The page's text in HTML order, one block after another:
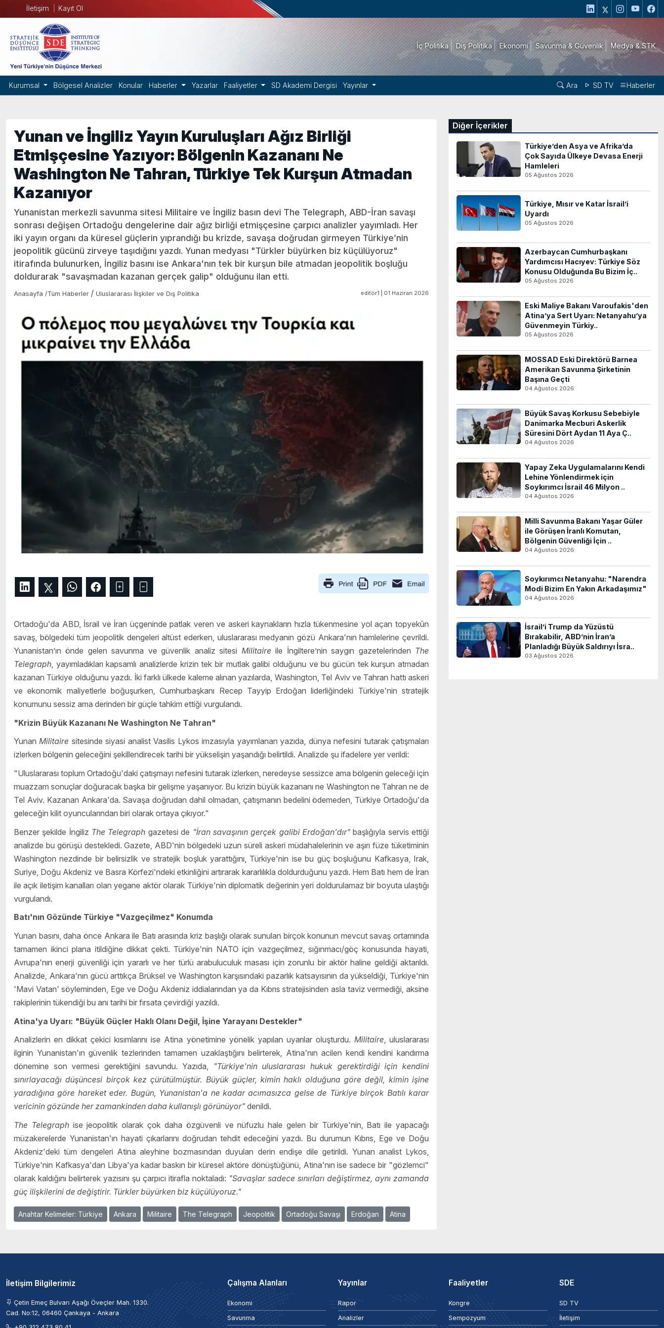
İletişim Kayıt Ol
İç Politika Dış Politika Ekonomi Savunma & Güvenlik Medya & STK
Kurumsal Bölgesel Analizler Konular Haberler Yazarlar Faaliyetler SD Akademi Dergisi Yayınlar Ara SD TV Haberler
Yunan ve İngiliz Yayın Kuruluşları Ağız Birliği
Etmişçesine Yazıyor: Bölgenin Kazananı Ne
Washington Ne Tahran, Türkiye Tek Kurşun Atmadan
Kazanıyor
Yunanistan merkezli savunma sitesi Militaire ve İngiliz basın devi The Telegraph, ABD-İran savaşı
sonrası değişen Ortadoğu dengelerine dair ağız birliği etmişçesine çarpıcı analizler yayımladı. Her
iki yayın organı da küresel güçlerin yıprandığı bu krizde, savaşa doğrudan girmeyen Türkiye’nin
jeopolitik gücünü zirveye taşıdığını yazdı. Yunan medyası "Türkler büyürken biz küçülüyoruz"
itirafında bulunurken, İngiliz basını ise Ankara'nın tek bir kurşun bile atmadan jeopolitik boşluğu
doldurarak "savaşmadan kazanan gerçek galip" olduğunu ilan etti.
Anasayfa /Tüm Haberler / Uluslararası İlişkiler ve Dış Politika editör1 | 01 Haziran 2026
Ortadoğu'da ABD, İsrail ve İran üçgeninde patlak veren ve askeri kaynakların hızla tükenmesine yol açan topyekûn
savaş, bölgedeki tüm jeopolitik dengeleri altüst ederken, uluslararası medyanın gözü Ankara'nın hamlelerine çevrildi.
Yunanistan’ın önde gelen savunma ve güvenlik analiz sitesi Militaireile İngiltere’nin saygın gazetelerinden The
Telegraph, yayımladıkları kapsamlı analizlerde krizin tek bir mutlak galibi olduğunu ve bu gücün tek kurşun atmadan
kazanan Türkiye olduğunu yazdı. İki farklı ülkede kaleme alınan yazılarda, Washington, Tel Aviv ve Tahran hattı askeri
ve ekonomik maliyetlerle boğuşurken, Cumhurbaşkanı Recep Tayyip Erdoğan liderliğindeki Türkiye'nin stratejik
konumunu sessiz ama derinden bir güçle tahkim ettiği vurgulandı.
"Krizin Büyük Kazananı Ne Washington Ne Tahran"
YunanMilitaire sitesinde siyasi analist Vasilis Lykos imzasıyla yayımlanan yazıda, dünya nefesini tutarak çatışmaları
izlerken bölgenin geleceğini şekillendirecek tarihi bir yükselişin yaşandığı belirtildi. Analizde şu ifadelere yer verildi:
"Uluslararası toplum Ortadoğu'daki çatışmayı nefesini tutarak izlerken, neredeyse sessizce ama bölgenin geleceği için
muazzam sonuçlar doğuracak başka bir gelişme yaşanıyor. Bu krizin büyük kazananı ne Washington ne Tahran ne de
Tel Aviv. Kazanan Ankara'da. Savaşa doğrudan dahil olmadan, çatışmanın bedelini ödemeden, Türkiye Ortadoğu'da
geleceğin kilit oyuncularından biri olarak ortaya çıkıyor."
Benzer şekilde İngiliz The Telegraph gazetesi de "İran savaşının gerçek galibi Erdoğan'dır"başlığıyla servis ettiği
analizde bu görüşü destekledi. Gazete, ABD'nin bölgedeki uzun süreli askeri müdahalelerinin ve aşırı füze tüketiminin
Washington nezdinde bir belirsizlik ve stratejik boşluk yarattığını, Türkiye'nin ise bu güç boşluğunu Kafkasya, Irak,
Suriye, Doğu Akdeniz ve Basra Körfezi'ndeki etkinliğini artırarak kararlılıkla doldurduğunu yazdı. Hem Batı hem de İran
ile açık iletişim kanalları olan yegane aktör olarak Türkiye'nin diplomatik değerinin yeri doldurulamaz bir boyuta ulaştığı
vurgulandı.
Batı'nın Gözünde Türkiye "Vazgeçilmez" Konumda
Yunan basını, daha önce Ankara ile Batı arasında kriz başlığı olarak sunulan birçok konunun mevcut savaş ortamında
tamamen ikinci plana itildiğine dikkat çekti. Türkiye'nin NATO için vazgeçilmez, sığınmacı/göç konusunda hayati,
Avrupa'nın enerji güvenliği için yararlı ve her türlü arabuluculuk masası için zorunlu bir aktör haline geldiği aktarıldı.
Analizde, Ankara'nın gücü arttıkça Brüksel ve Washington karşısındaki pazarlık katsayısının da yükseldiği, Türkiye'nin
'Mavi Vatan' söyleminden, Ege ve Doğu Akdeniz iddialarından ya da Kıbrıs stratejisinden asla taviz vermediği, aksine
rakiplerinin tükendiği bu anı tarihi bir fırsata çevirdiği yazıldı.
Atina'ya Uyarı: "Büyük Güçler Haklı Olanı Değil, İşine Yarayanı Destekler"
Analizlerin en dikkat çekici kısımlarını ise Atina yönetimine yönelik yapılan uyarılar oluşturdu. Militaire, uluslararası
ilginin Yunanistan'ın güvenlik tezlerinden tamamen uzaklaştığını belirterek, Atina'nın acilen kendi kendini kandırma
dönemine son vermesi gerektiğini savundu. Yazıda,
"Türkiye'nin uluslararası hukuk gerektirdiği için kendini
sınırlayacağı düşüncesi birçok kez çürütülmüştür. Büyük güçler, kimin haklı olduğuna göre değil, kimin işine
yaradığına göre hareket eder. Bugün, Yunanistan'a ne kadar acımasızca gelse de Türkiye birçok Batılı karar
vericinin gözünde her zamankinden daha kullanışlı görünüyor" denildi.
The Telegraphise jeopolitik olarak çok daha özgüvenli ve nüfuzlu hale gelen bir Türkiye'nin, Batı ile yapacağı
müzakerelerde Yunanistan'ın hayati çıkarlarını doğrudan tehdit edeceğini yazdı. Bu durumun Kıbrıs, Ege ve Doğu
Akdeniz'deki tüm dengeleri Atina aleyhine bozmasından duyulan derin endişe dile getirildi. Yunan analist Lykos,
Türkiye'nin Kafkasya'dan Libya'ya kadar baskın bir küresel aktöre dönüştüğünü, Atina'nın ise sadece bir "gözlemci"
olarak kaldığını belirterek yazısını şu çarpıcı itirafla noktaladı: "Savaşlar sadece sınırları değiştirmez, aynı zamanda
güç ilişkilerini de değiştirir. Türkler büyürken biz küçülüyoruz."
Anahtar Kelimeler: Türkiye Ankara Militaire The Telegraph Jeopolitik Ortadoğu Savaşı Erdoğan Atina
Diğer İçerikler
Türkiye’den Asya ve Afrika’da
Çok Sayıda Ülkeye Devasa Enerji
Hamleleri
05 Ağustos 2026
Türkiye, Mısır ve Katar İsrail’i
Uyardı
05 Ağustos 2026
Azerbaycan Cumhurbaşkanı
Yardımcısı Hacıyev: Türkiye Söz
Konusu Olduğunda Bu Bizim İç..
05 Ağustos 2026
Eski Maliye Bakanı Varoufakis'den
Atina’ya Sert Uyarı: Netanyahu’ya
Güvenmeyin Türkiy..
05 Ağustos 2026
MOSSAD Eski Direktörü Barnea
Amerikan Savunma Şirketinin
Başına Geçti
04 Ağustos 2026
Büyük Savaş Korkusu Sebebiyle
Danimarka Mecburi Askerlik
Süresini Dört Aydan 11 Aya Ç..
04 Ağustos 2026
Yapay Zeka Uygulamalarını Kendi
Lehine Yönlendirmek için
Soykırımcı İsrail 46 Milyon ..
04 Ağustos 2026
Milli Savunma Bakanı Yaşar Güler
ile Görüşen İranlı Komutan,
Bölgenin Güvenliği İçin ..
04 Ağustos 2026
Soykırımcı Netanyahu: "Narendra
Modi Bizim En Yakın Arkadaşımız"
04 Ağustos 2026
İsrail’i Trump da Yüzüstü
Bırakabilir, ABD’nin İran’a
Planladığı Büyük Saldırıyı İsra..
03 Ağustos 2026
İletişim Bilgilerimiz
Çetin Emeç Bulvarı Aşağı Öveçler Mah. 1330.
Cad. No:12, 06460 Çankaya - Ankara
Çalışma Alanları
Ekonomi
Savunma
Yayınlar
Rapor
Analizler
Faaliyetler
Kongre
Sempozyum
SDE
SD TV
İletişim